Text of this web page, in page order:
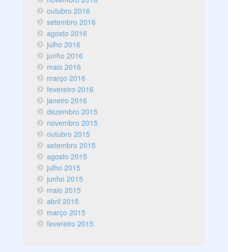
outubro 2016
setembro 2016
agosto 2016
julho 2016
junho 2016
maio 2016
março 2016
fevereiro 2016
janeiro 2016
dezembro 2015
novembro 2015
outubro 2015
setembro 2015
agosto 2015
julho 2015
junho 2015
maio 2015
abril 2015
março 2015
fevereiro 2015